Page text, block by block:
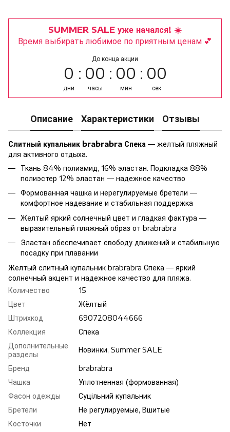
SUMMER SALE уже начался! ☀️
Время выбирать любимое по приятным ценам 💕
До конца акции
0
дни
00
часы
00
мин
00
сек
Описание Характеристики Отзывы
Слитный купальник brabrabra Спека — желтый пляжный
для активного отдыха.
Ткань 84% полиамид, 16% эластан. Подкладка 88%
полиэстер 12% эластан — надежное качество
Формованная чашка и нерегулируемые бретели —
комфортное надевание и стабильная поддержка
Желтый яркий солнечный цвет и гладкая фактура —
выразительный пляжный образ от brabrabra
Эластан обеспечивает свободу движений и стабильную
посадку при плавании
Желтый слитный купальник brabrabra Спека — яркий
солнечный акцент и надежное качество для пляжа.
Количество
15
Цвет
Жёлтый
Штрихкод
6907208044666
Коллекция
Спека
Дополнительные
разделы
Новинки, Summer SALE
Бренд
brabrabra
Чашка
Уплотненная (формованная)
Фасон одежды
Суцільний купальник
Бретели
Не регулируемые, Вшитые
Косточки
Нет